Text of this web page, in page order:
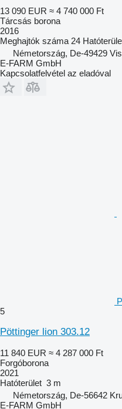
13 090 EUR ≈ 4 740 000 Ft
Tárcsás borona
2016
Meghajtók száma 24
Németország, De-49429
E-FARM GmbH
Kapcsolatfelvétel az eladóval
5
Pöttinger lion 303.12
11 840 EUR ≈ 4 287 000 Ft
Forgóborona
2021
Hatóterület 3 m
Németország, De-56642
E-FARM GmbH